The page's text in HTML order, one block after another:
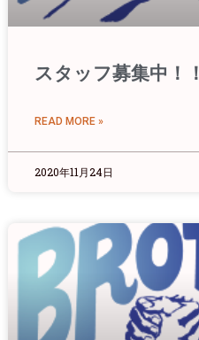
スタッフ募集中！！
READ MORE »
2020年11月24日